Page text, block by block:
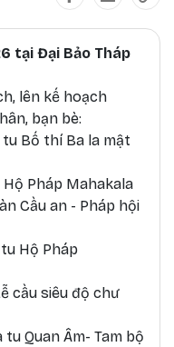
tại Đại Bảo Tháp
lên kế hoạch
bạn bè:
Bố thí Ba la mật
Hộ Pháp Mahakala
Cầu an - Pháp hội
Hộ Pháp
cầu siêu độ chư
Quan Âm- Tam bộ